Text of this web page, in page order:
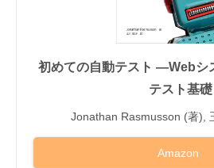
初めての自動テスト ―Webシ
テスト基礎
Jonathan Rasmusson (著),
Amazon